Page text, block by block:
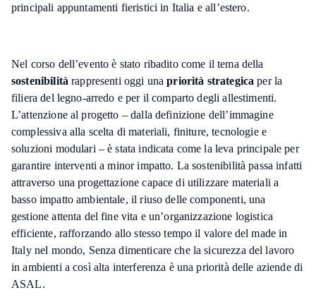
principali appuntamenti fieristici in Italia e all’estero.
Nel corso dell’evento è stato ribadito come il tema della
sostenibilità rappresenti oggi unapriorità strategicaper la
filiera del legno-arredo e per il comparto degli allestimenti.
L’attenzione al progetto – dalla definizione dell’immagine
complessiva alla scelta di materiali, finiture, tecnologie e
soluzioni modulari – è stata indicata come la leva principale per
garantire interventi a minor impatto. La sostenibilità passa infatti
attraverso una progettazione capace di utilizzare materiali a
basso impatto ambientale, il riuso delle componenti, una
gestione attenta del fine vita e un’organizzazione logistica
efficiente, rafforzando allo stesso tempo il valore del made in
Italy nel mondo, Senza dimenticare che la sicurezza del lavoro
in ambienti a così alta interferenza è una priorità delle aziende di
ASAL.